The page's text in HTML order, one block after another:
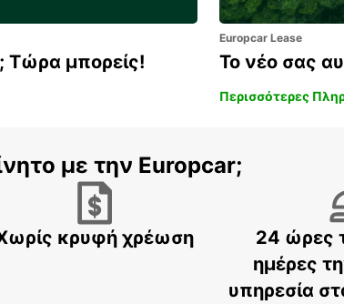
Τώρα μπορείς!
Europcar Lease
Το νέο σας
Περισσότερες
με την Europcar;
κρυφή χρέωση
24 ώρες
ημέρες
υπηρεσία